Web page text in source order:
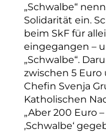
„Schwalbe“
Solidarität ein.
beim SkF für
eingegangen –
„Schwalbe“.
zwischen 5 Euro
Chefin Svenja
Katholischen
„Aber 200 Euro
‚Schwalbe‘